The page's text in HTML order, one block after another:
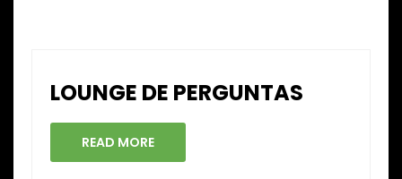
LOUNGE DE PERGUNTAS
READ MORE